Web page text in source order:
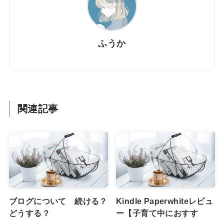
ふうか
関連記事
ブログについて 続ける？
どうする？
Kindle Paperwhiteレビュ
ー【子育て中におすす